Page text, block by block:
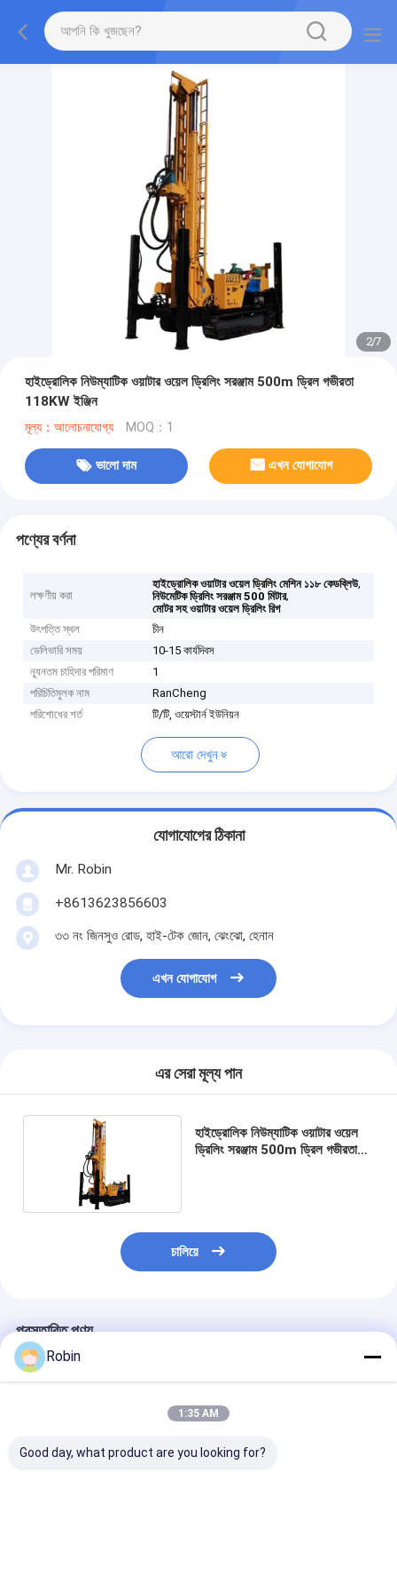
2/7
হাইড্রোলিক নিউম্যাটিক ওয়াটার ওয়েল ড্রিলিং সরঞ্জাম 500m ড্রিল গভীরতা
118KW ইঞ্জিন
মূল্য：আলোচনাযোগ্য MOQ：1
ভালো দাম এখন যোগাযোগ
পণ্যের বর্ণনা
লক্ষণীয় করা
হাইড্রোলিক ওয়াটার ওয়েল ড্রিলিং মেশিন ১১৮ কেডব্লিউ,
নিউমেটিক ড্রিলিং সরঞ্জাম 500 মিটার,
মোটর সহ ওয়াটার ওয়েল ড্রিলিং রিগ
উৎপত্তি স্থল
চীন
ডেলিভারি সময়
10-15 কার্যদিবস
ন্যূনতম চাহিদার পরিমাণ
1
পরিচিতিমুলক নাম
RanCheng
পরিশোধের শর্ত
টি/টি, ওয়েস্টার্ন ইউনিয়ন
আরো দেখুন
যোগাযোগের ঠিকানা
Mr. Robin
+8613623856603
৩৩ নং জিনসুও রোড, হাই-টেক জোন, ঝেংঝো, হেনান
এখন যোগাযোগ
এর সেরা মূল্য পান
হাইড্রোলিক নিউম্যাটিক ওয়াটার ওয়েল
ড্রিলিং সরঞ্জাম 500m ড্রিল গভীরতা
চালিয়ে
প্রস্তাবিত পণ্য
Robin
1:35 AM
Good day, what product are you looking for?